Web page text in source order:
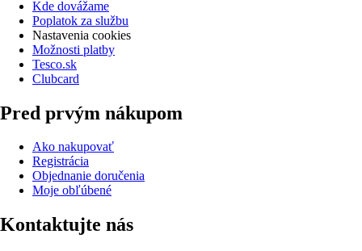
Kde dovážame
Poplatok za službu
Nastavenia cookies
Možnosti platby
Tesco.sk
Clubcard
Pred prvým nákupom
Ako nakupovať
Registrácia
Objednanie doručenia
Moje obľúbené
Kontaktujte nás